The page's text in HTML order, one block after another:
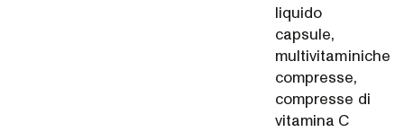
liquido
capsule,
multivitaminiche
compresse,
compresse di
vitamina C